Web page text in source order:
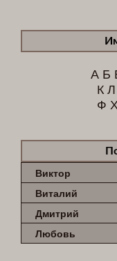
А Б
К Л
Ф Х
Виктор
Виталий
Дмитрий
Любовь